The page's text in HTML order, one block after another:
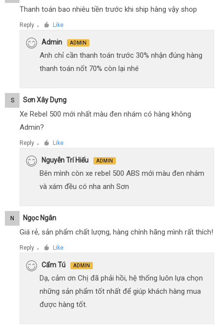
Thanh toán bao nhiêu tiền trước khi ship hàng vậy shop
Reply ● Like
Admin ADMIN
Anh chỉ cần thanh toán trước 30% nhận đúng hàng
thanh toán nốt 70% còn lại nhé
S Sơn Xây Dựng
Xe Rebel 500 mới nhất màu đen nhám có hàng không
Admin?
Reply ● Like
Nguyễn Trí Hiếu ADMIN
Bên mình còn xe rebel 500 ABS mới màu đen nhám
và xám đều có nha anh Sơn
N Ngọc Ngân
Giá rẻ, sản phẩm chất lượng, hàng chính hãng mình rất thích!
Reply ● Like
Cẩm Tú ADMIN
Dạ, cảm ơn Chị đã phải hồi, hệ thống luôn lựa chọn
những sản phẩm tốt nhất để giúp khách hàng mua
được hàng tốt.